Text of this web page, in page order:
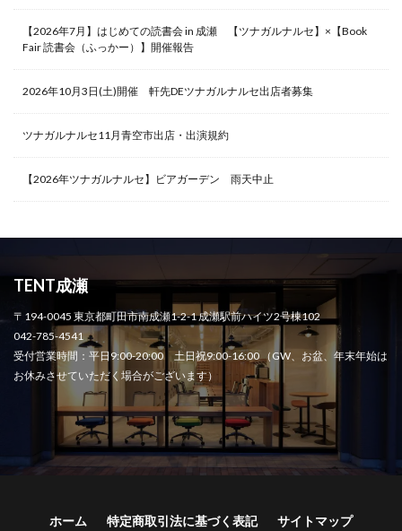
【2026年7月】はじめての読書会 in 成瀬 【ツナガルナルセ】×【Book
Fair 読書会（ふっかー）】開催報告
2026年10月3日(土)開催 軒先DEツナガルナルセ出店者募集
ツナガルナルセ11月青空市出店・出演規約
【2026年ツナガルナルセ】ビアガーデン 雨天中止
TENT成瀬
〒194-0045 東京都町田市南成瀬1-2-1 成瀬駅前ハイツ2号棟102
042-785-4541
受付営業時間：平日9:00-20:00 土日祝9:00-16:00 （GW、お盆、年末年始は
お休みさせていただく場合がございます）
ホーム 特定商取引法に基づく表記 サイトマップ